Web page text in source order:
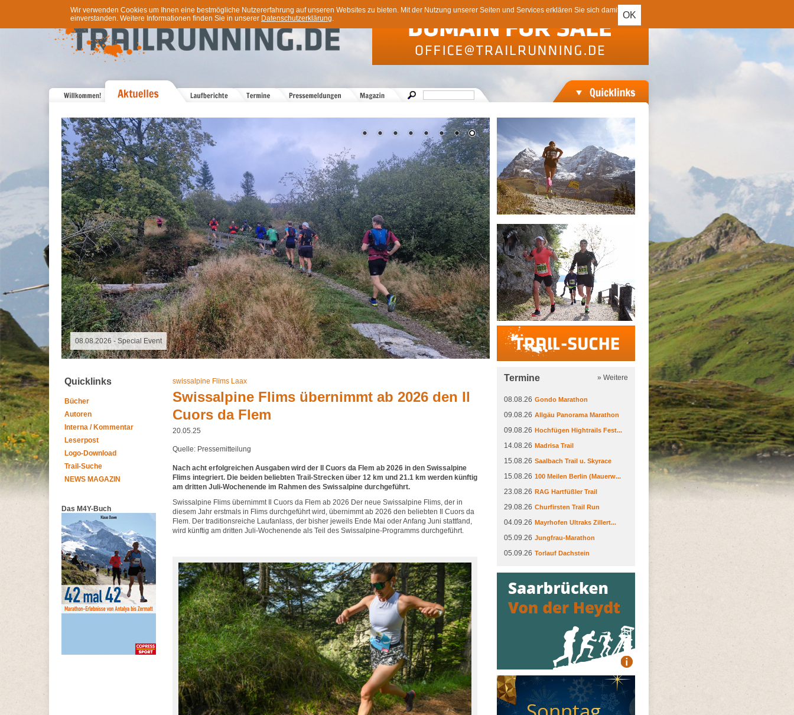
OK
Wir verwenden Cookies um Ihnen eine bestmögliche Nutzererfahrung auf unseren Websites zu bieten. Mit der Nutzung unserer Seiten und Services erklären Sie sich damit
einverstanden. Weitere Informationen finden Sie in unserer Datenschutzerklärung.
08.08.2026 -
Trail-Suche
Quicklinks
Bücher
Autoren
Interna / Kommentar
Leserpost
Logo-Download
Trail-Suche
NEWS MAGAZIN
Das M4Y-Buch
swissalpine Flims Laax
Swissalpine Flims übernimmt ab 2026 den Il
Cuors da Flem
20.05.25
Quelle: Pressemitteilung
Nach acht erfolgreichen Ausgaben wird der Il Cuors da Flem ab 2026 in den Swissalpine
Flims integriert. Die beiden beliebten Trail-Strecken über 12 km und 21.1 km werden künftig
am dritten Juli-Wochenende im Rahmen des Swissalpine durchgeführt.
Swissalpine Flims übernimmt Il Cuors da Flem ab 2026 Der neue Swissalpine Flims, der in
diesem Jahr erstmals in Flims durchgeführt wird, übernimmt ab 2026 den beliebten Il Cuors da
Flem. Der traditionsreiche Laufanlass, der bisher jeweils Ende Mai oder Anfang Juni stattfand,
wird künftig am dritten Juli-Wochenende als Teil des Swissalpine-Programms durchgeführt.
Termine » Weitere
08.08.26 Gondo Marathon
09.08.26 Allgäu Panorama Marathon
09.08.26 Hochfügen Hightrails Fest...
14.08.26 Madrisa Trail
15.08.26 Saalbach Trail u. Skyrace
15.08.26 100 Meilen Berlin (Mauerw...
23.08.26 RAG Hartfüßler Trail
29.08.26 Churfirsten Trail Run
04.09.26 Mayrhofen Ultraks Zillert...
05.09.26 Jungfrau-Marathon
05.09.26 Torlauf Dachstein